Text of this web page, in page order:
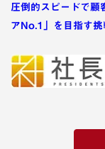
圧倒的スピードで顧
アNo.1」を目指す挑